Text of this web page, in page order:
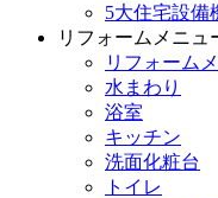
5大住宅設備
リフォームメニュ
リフォーム
水まわり
浴室
キッチン
洗面化粧台
トイレ